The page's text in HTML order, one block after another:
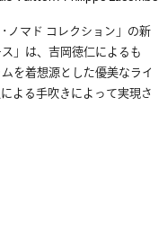
ノマド コレクション」の新
」は、吉岡徳仁によるも
を着想源とした優美なライ
よる手吹きによって実現さ